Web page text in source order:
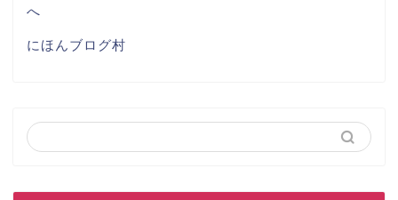
にほんブログ村